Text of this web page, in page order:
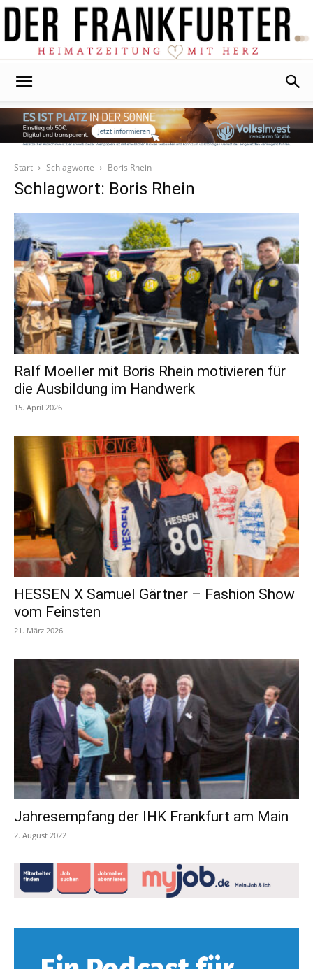
Start
Schlagworte Boris Rhein
Schlagwort: Boris Rhein
Ralf Moeller mit Boris Rhein motivieren für
die Ausbildung im Handwerk
15. April 2026
HESSEN X Samuel Gärtner – Fashion Show
vom Feinsten
21. März 2026
Jahresempfang der IHK Frankfurt am Main
2. August 2022